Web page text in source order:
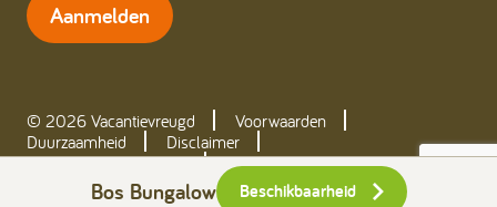
Bos Bungalow Beschikbaarheid
Aanmelden
© 2026 Vacantievreugd
Voorwaarden
Duurzaamheid
Disclaimer
Werken bij Ommerland
Realisatie: Holiday Media